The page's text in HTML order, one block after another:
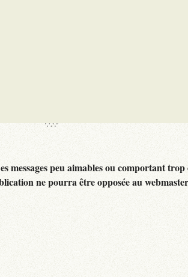
messages peu aimables ou comportant
ne pourra être opposée au